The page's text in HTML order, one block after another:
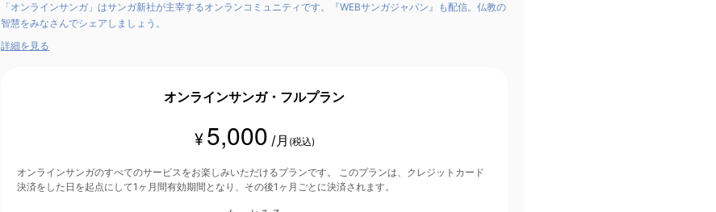
「オンラインサンガ」はサンガ新社が主宰するオンランコミュニティです。『WEBサンガジャパン』も配信。仏教の
智慧をみなさんでシェアしましょう。
詳細を見る
オンラインサンガ・フルプラン
¥ 5,000 /月 (税込)
オンラインサンガのすべてのサービスをお楽しみいただけるプランです。 このプランは、クレジットカード
決済をした日を起点にして1ヶ月間有効期間となり、その後1ヶ月ごとに決済されます。